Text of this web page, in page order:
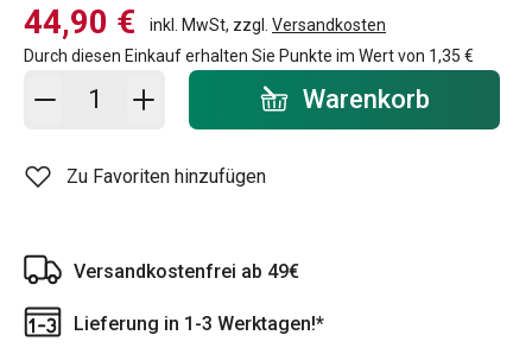
44,90 € inkl. MwSt, zzgl. Versandkosten
Durch diesen Einkauf erhalten Sie Punkte im Wert von 1,35 €
In den Warenkorb - Menge Warenkorb
Zu Favoriten hinzufügen
Versandkostenfrei ab 49€
Lieferung in 1-3 Werktagen!*